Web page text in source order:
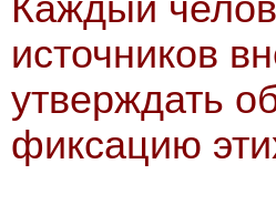
источников
утверждать
фиксацию